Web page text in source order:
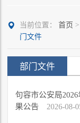
当前位置： 首页 >
门文件
部门文件
句容市公安局
果公告
2026-08-